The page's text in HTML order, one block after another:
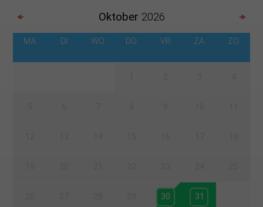
Oktober 2026
MA DI WO DO VR ZA ZO
30 31